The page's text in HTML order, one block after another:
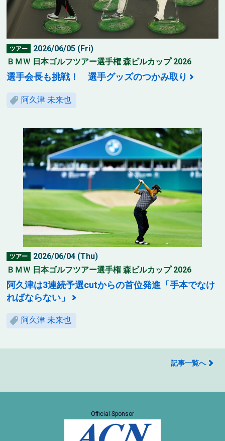
ツアー
2026/06/05 (Fri)
ＢＭＷ 日本ゴルフツアー選手権 森ビルカップ 2026
選手会長も挑戦！ 選手グッズのつかみ取り
阿久津 未来也
ツアー
2026/06/04 (Thu)
ＢＭＷ 日本ゴルフツアー選手権 森ビルカップ 2026
阿久津は3連続予選cutからの首位発進「手本でなけ
ればならない」
阿久津 未来也
記事一覧へ
Official Sponsor